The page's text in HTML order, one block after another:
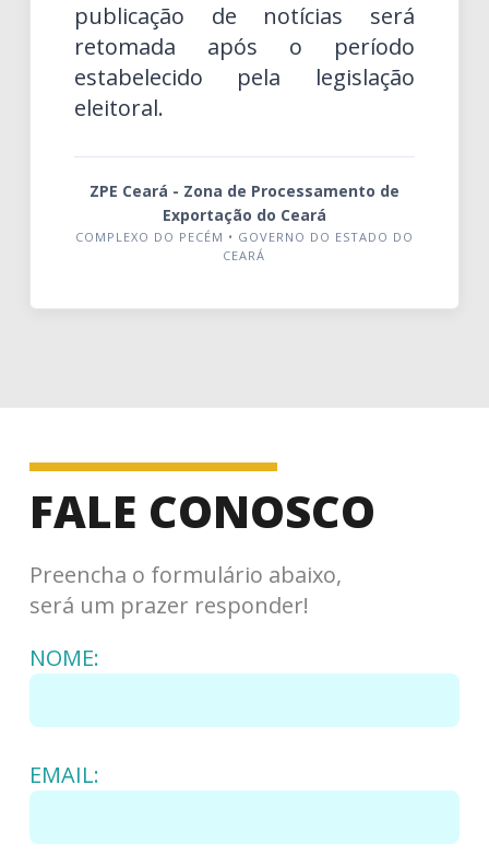
publicação de notícias será
retomada após o período
estabelecido pela legislação
eleitoral.
ZPE Ceará - Zona de Processamento de
Exportação do Ceará
COMPLEXO DO PECÉM • GOVERNO DO ESTADO DO
CEARÁ
FALE CONOSCO
Preencha o formulário abaixo,
será um prazer responder!
NOME:
EMAIL: